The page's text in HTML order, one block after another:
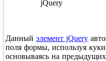
Данныйэлемент jQuery
поля формы, используя
основываясь на